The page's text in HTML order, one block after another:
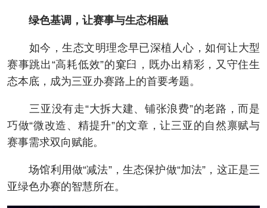
绿色基调，让赛事与生态相融
如今，生态文明理念早已深植人心，如何让大型
赛事跳出“高耗低效”的窠臼，既办出精彩，又守住生
态本底，成为三亚办赛路上的首要考题。
三亚没有走“大拆大建、铺张浪费”的老路，而是
巧做“微改造、精提升”的文章，让三亚的自然禀赋与
赛事需求双向赋能。
场馆利用做“减法”，生态保护做“加法”，这正是三
亚绿色办赛的智慧所在。